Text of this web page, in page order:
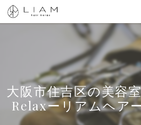
大阪市住吉区の美容
Relaxーリアムヘア